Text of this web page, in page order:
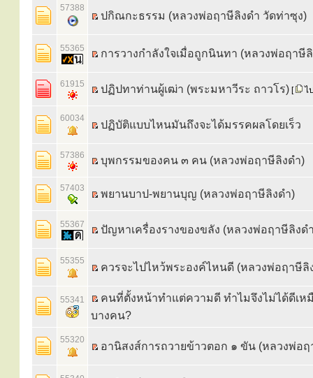
57388
ปกิณกะธรรม (หลวงพ่อฤาษีลิงดำ วัดท่าซุง)
55365 การวางกำลังใจเมื่อถูกนินทา (หลวงพ่อฤาษี
61915 ปฏิปทาท่านผู้เฒ่า (พระมหาวีระ ถาวโร) [ ไ
60034
ปฏิบัติแบบไหนมันถึงจะได้มรรคผลโดยเร็ว
57386 บุพกรรมของคน ๓ คน (หลวงพ่อฤาษีลิงดำ)
57403 พยานบาป-พยานบุญ (หลวงพ่อฤาษีลิงดำ)
55367 ปัญหาเครื่องรางของขลัง (หลวงพ่อฤาษีลิงด
55355
ควรจะไปไหว้พระองค์ไหนดี (หลวงพ่อฤาษีลิ
55341
คนที่ตั้งหน้าทำแต่ความดี ทำไมจึงไม่ได้ดีเ
บางคน?
55320
อานิสงส์การถวายข้าวตอก ๑ ขัน (หลวงพ่อฤ